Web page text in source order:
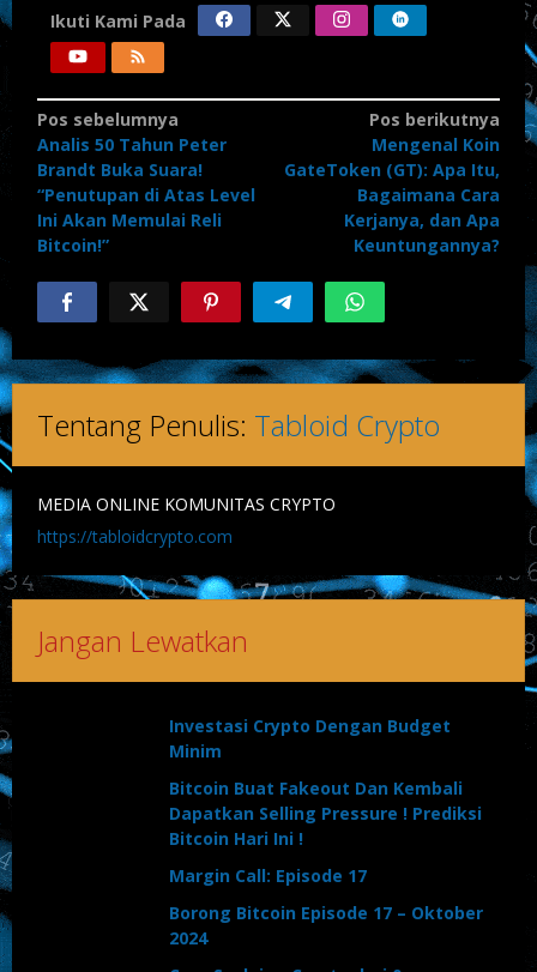
Ikuti Kami Pada
Pos sebelumnya
Analis 50 Tahun Peter
Brandt Buka Suara!
“Penutupan di Atas Level
Ini Akan Memulai Reli
Bitcoin!”
Pos berikutnya
Mengenal Koin
GateToken (GT): Apa Itu,
Bagaimana Cara
Kerjanya, dan Apa
Keuntungannya?
Tentang Penulis: Tabloid Crypto
MEDIA ONLINE KOMUNITAS CRYPTO
https://tabloidcrypto.com
Jangan Lewatkan
Investasi Crypto Dengan Budget
Minim
Bitcoin Buat Fakeout Dan Kembali
Dapatkan Selling Pressure ! Prediksi
Bitcoin Hari Ini !
Margin Call: Episode 17
Borong Bitcoin Episode 17 – Oktober
2024